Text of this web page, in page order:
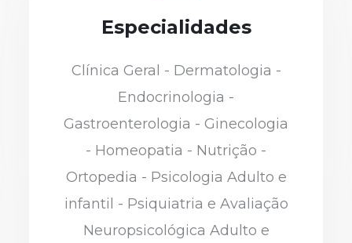
Especialidades
Clínica Geral - Dermatologia -
Endocrinologia -
Gastroenterologia - Ginecologia
- Homeopatia - Nutrição -
Ortopedia - Psicologia Adulto e
infantil - Psiquiatria e Avaliação
Neuropsicológica Adulto e